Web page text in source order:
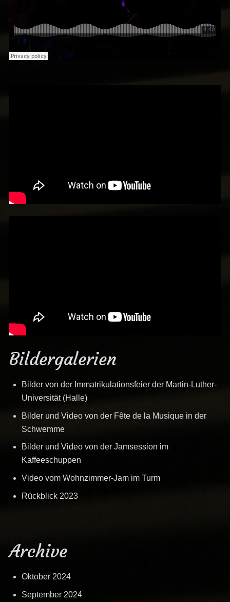
Bildergalerien
Bilder von der Immatrikulationsfeier der Martin-Luther-
Universität (Halle)
Bilder und Video von der Fête de la Musique in der
Schwemme
Bilder und Video von der Jamsession im
Kaffeeschuppen
Video vom Wohnzimmer-Jam im Turm
Rückblick 2023
Archive
Oktober 2024
September 2024